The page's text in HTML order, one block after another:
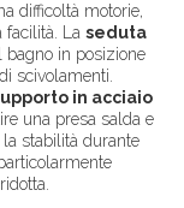
difficoltà motorie,
facilità. La seduta
bagno in posizione
scivolamenti.
in acciaio
una presa salda e
stabilità durante